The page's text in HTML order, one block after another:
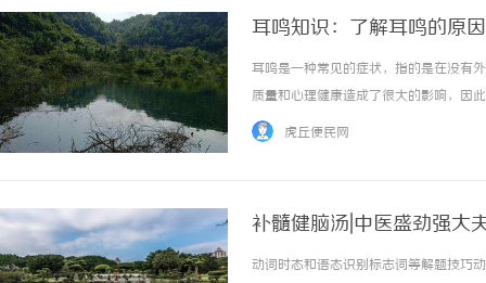
耳鸣知识：了解耳鸣的原
耳鸣是一种常见的症状，指的是在没有
质量和心理健康造成了很大的影响，因
括以下几种情况：1.健康问题：耳鸣可
虎丘便民网
补髓健脑汤|中医盛劲强大
动词时态和语态识别标志词等解题技巧